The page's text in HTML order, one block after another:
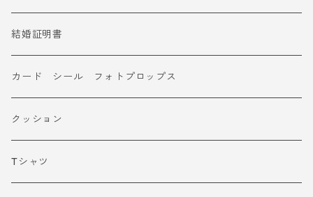
結婚証明書
カード シール フォトプロップス
クッション
Tシャツ